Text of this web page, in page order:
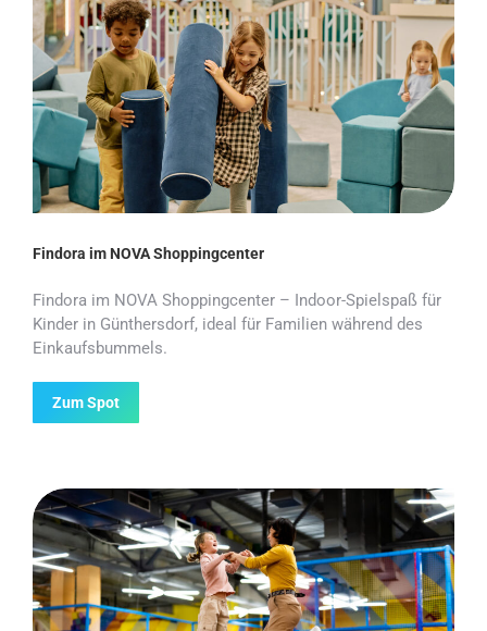
Findora im NOVA Shoppingcenter
Findora im NOVA Shoppingcenter – Indoor-Spielspaß für
Kinder in Günthersdorf, ideal für Familien während des
Einkaufsbummels.
Zum Spot